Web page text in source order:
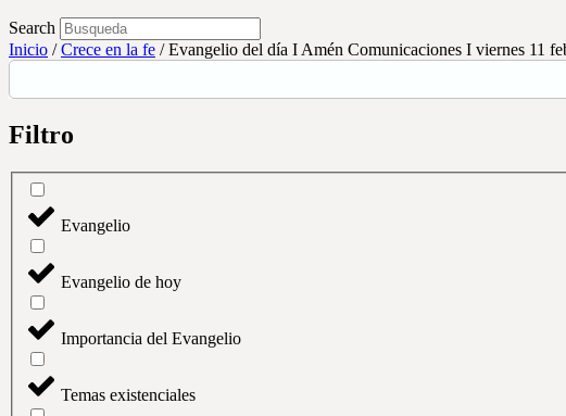
Search
Inicio /Crece en la fe /Evangelio del día I Amén Comunicaciones I viernes 11
Filtro
Evangelio
Evangelio de hoy
Importancia del Evangelio
Temas existenciales